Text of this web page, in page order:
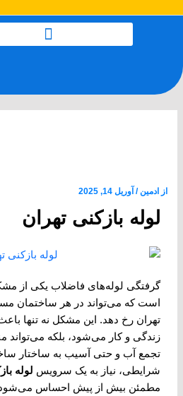
از ادمین/آوریل 14, 2025
لوله بازکنی تهران
گرفتگی لوله‌های فاضلاب یکی از
است که می‌تواند در هر ساختمان
تهران رخ دهد. این مشکل نه تنها
زندگی و کار می‌شود، بلکه می‌تواند
تجمع آب و حتی آسیب به ساختار
شرایطی، نیاز به یک سرویس لوله
مطمئن بیش از پیش احساس